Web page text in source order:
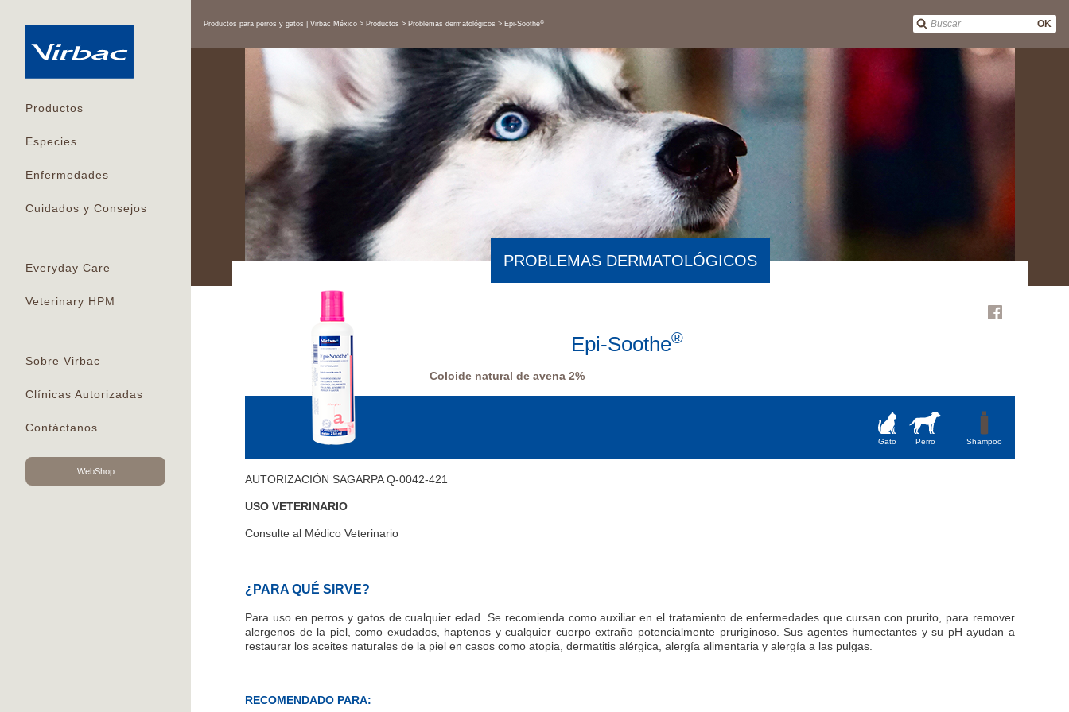
Productos
Especies
Enfermedades
Cuidados y Consejos
Everyday Care
Veterinary HPM
Sobre Virbac
Clínicas Autorizadas
Contáctanos
WebShop
OK
Productos para perros y gatos | Virbac México Productos Problemas dermatológicos Epi-Soothe®
PROBLEMAS DERMATOLÓGICOS
Epi-Soothe®
Coloide natural de avena 2%
Gato Perro Shampoo
AUTORIZACIÓN SAGARPA Q-0042-421
USO VETERINARIO
Consulte al Médico Veterinario
¿PARA QUÉ SIRVE?
Para uso en perros y gatos de cualquier edad. Se recomienda como auxiliar en el tratamiento de enfermedades que cur­san con prurito, para remover
alergenos de la piel, como exudados, haptenos y cualquier cuerpo extraño potencialmente pruriginoso. Sus agentes humectantes y su pH ayudan a
restaurar los aceites naturales de la piel en casos como atopia, dermatitis alérgica, alergía alimentaria y alergía a las pulgas.
RECOMENDADO PARA: